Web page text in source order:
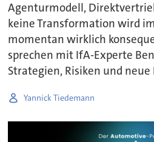
Agenturmodell,
keine Transformation wird
momentan wirklich
sprechen mit IfA-Experte
Strategien, Risiken und neue
Yannick Tiedemann